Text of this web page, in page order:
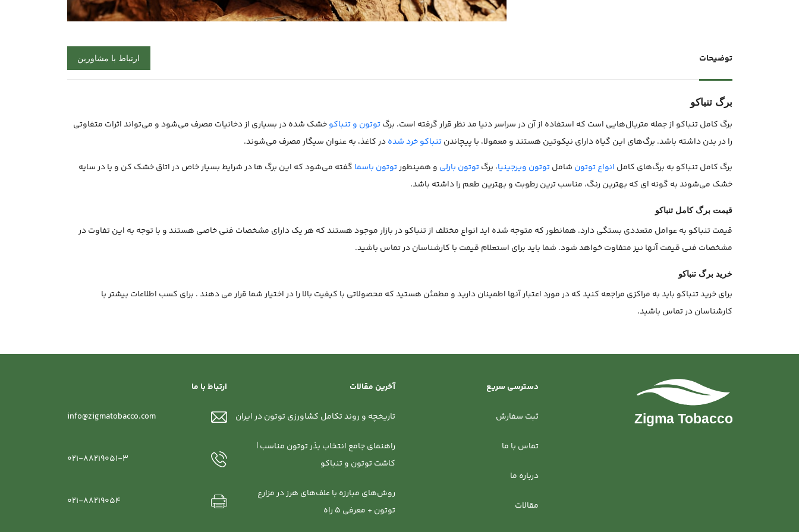
ارتباط با مشاورین توضیحات
برگ تنباکو
برگ کامل تنباکو از جمله متریال‌هایی است که استفاده از آن در سراسر دنیا مد نظر قرار گرفته است. برگتوتون و تنباکوخشک شده در بسیاری از دخانیات مصرف می‌شود و می‌تواند اثرات متفاوتی
را در بدن داشته باشد. برگ‌های این گیاه دارای نیکوتین هستند و معمولا، با پیچاندنتنباکو خرد شدهدر کاغذ، به عنوان سیگار مصرف می‌شوند.
برگ کامل تنباکو به برگ‌های کامل انواع توتون شاملتوتون ویرجینیا، برگتوتون بارلی و همینطورتوتون باسما گفته می‌شود که این برگ ها در شرایط بسیار خاص در اتاق خشک کن و یا در سایه
خشک می‌شوند به گونه ای که بهترین رنگ، مناسب ترین رطوبت و بهترین طعم را داشته باشد.
قیمت برگ کامل تنباکو
قیمت تنباکو به عوامل متعددی بستگی دارد. همانطور که متوجه شده اید انواع مختلف از تنباکو در بازار موجود هستند که هر یک دارای مشخصات فنی خاصی هستند و با توجه به این تفاوت در
مشخصات فنی قیمت آنها نیز متفاوت خواهد شود. شما باید برای استعلام قیمت با کارشناسان در تماس باشید.
خرید برگ تنباکو
برای خرید تنباکو باید به مراکزی مراجعه کنید که در مورد اعتبار آنها اطمینان دارید و مطمئن هستید که محصولاتی با کیفیت بالا را در اختیار شما قرار می دهند . برای کسب اطلاعات بیشتر با
کارشناسان در تماس باشید.
دسترسی سریع
ثبت سفارش
تماس با ما
درباره ما
مقالات
آخرین مقالات
تاریخچه و روند تکامل کشاورزی توتون در ایران
راهنمای جامع انتخاب بذر توتون مناسب |
کاشت توتون و تنباکو
روش‌‌های مبارزه با علف‌های هرز در مزارع
توتون + معرفی 5 راه
ارتباط با ما
info@zigmatobacco.com
021-88219051-3
021-88219054